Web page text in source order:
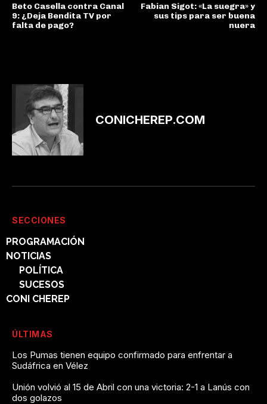
Beto Casella contra Canal
9: ¿Deja Bendita TV por
falta de pago?
Fabian Sigot: «La suegra» y
sus tips para ser buena
nuera
CONICHEREP.COM
SECCIONES
PROGRAMACIÓN
NOTICIAS
POLÍTICA
SUCESOS
CONI CHEREP
ÚLTIMAS
Los Pumas tienen equipo confirmado para enfrentar a
Sudáfrica en Vélez
Unión volvió al 15 de Abril con una victoria: 2-1 a Lanús con
dos golazos